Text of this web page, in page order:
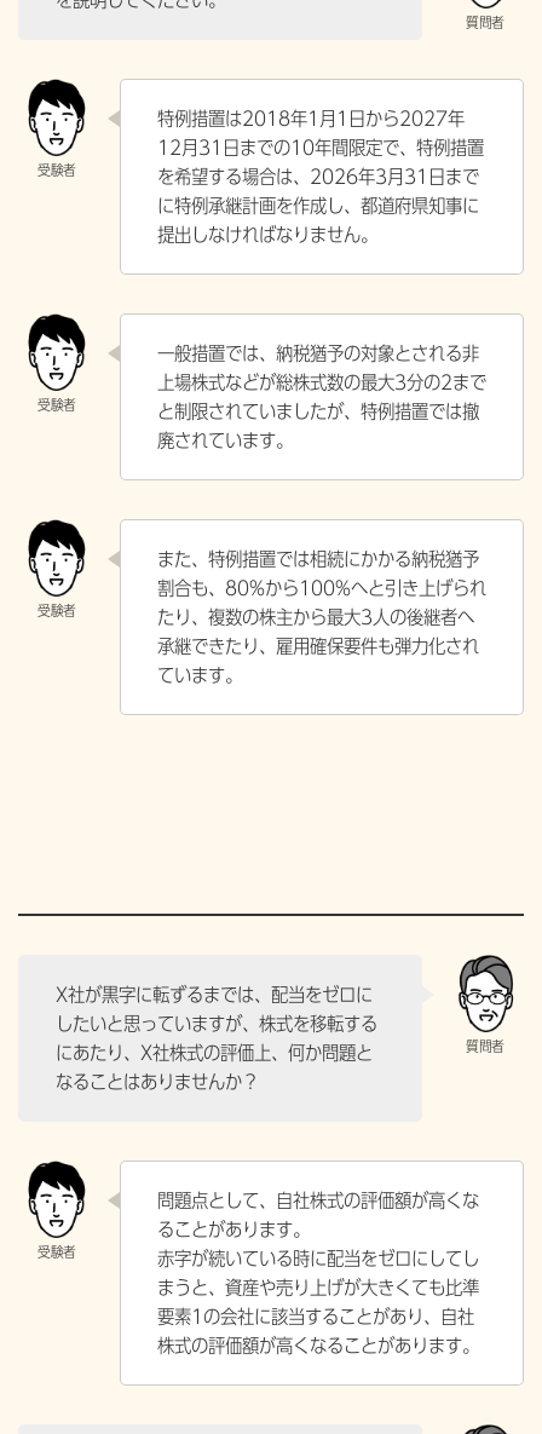
特例措置は2018年1月1日から2027年
12月31日までの10年間限定で、特例措置
を希望する場合は、2026年3月31日まで
に特例承継計画を作成し、都道府県知事に
提出しなければなりません。
一般措置では、納税猶予の対象とされる非
上場株式などが総株式数の最大3分の2まで
と制限されていましたが、特例措置では撤
廃されています。
また、特例措置では相続にかかる納税猶予
割合も、80%から100%へと引き上げられ
たり、複数の株主から最大3人の後継者へ
承継できたり、雇用確保要件も弾力化され
ています。
X社が黒字に転ずるまでは、配当をゼロに
したいと思っていますが、株式を移転する
にあたり、X社株式の評価上、何か問題と
なることはありませんか？
問題点として、自社株式の評価額が高くな
ることがあります。
赤字が続いている時に配当をゼロにしてし
まうと、資産や売り上げが大きくても比準
要素1の会社に該当することがあり、自社
株式の評価額が高くなることがあります。